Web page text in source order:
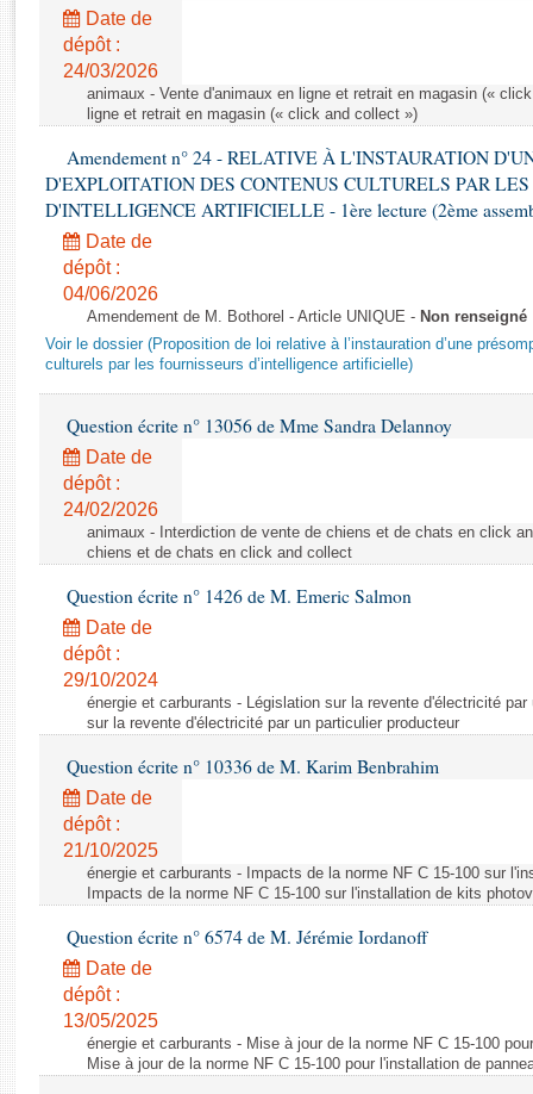
Rapports législatifs
Rapports sur l'application des lois
Baromètre de l’application des lois
Dossiers législatifs
Budget et sécurité sociale
Questions écrites et orales
Comptes rendus des débats
Date de
dépôt :
24/03/2026
animaux - Vente d'animaux en ligne et retrait en magasin («
ligne et retrait en magasin (« click and collect »)
Amendement n° 24 - RELATIVE À L'INSTAURATION
D'EXPLOITATION DES CONTENUS CULTURELS PAR LES
D'INTELLIGENCE ARTIFICIELLE - 1ère lecture (2ème
Date de
dépôt :
04/06/2026
Amendement de M. Bothorel - Article UNIQUE - Non renseigné
Voir le dossier (Proposition de loi relative à l’instauration d’une
culturels par les fournisseurs d’intelligence artificielle)
Question écrite n° 13056 de Mme Sandra Delannoy
Date de
dépôt :
24/02/2026
animaux - Interdiction de vente de chiens et de chats en click
chiens et de chats en click and collect
Question écrite n° 1426 de M. Emeric Salmon
Date de
dépôt :
29/10/2024
énergie et carburants - Législation sur la revente d'électricité
sur la revente d'électricité par un particulier producteur
Question écrite n° 10336 de M. Karim Benbrahim
Date de
dépôt :
21/10/2025
énergie et carburants - Impacts de la norme NF C 15-100 sur
Impacts de la norme NF C 15-100 sur l'installation de kits
Question écrite n° 6574 de M. Jérémie Iordanoff
Date de
dépôt :
13/05/2025
énergie et carburants - Mise à jour de la norme NF C 15-100
Mise à jour de la norme NF C 15-100 pour l'installation de